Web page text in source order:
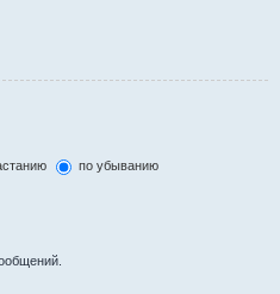
по убыванию